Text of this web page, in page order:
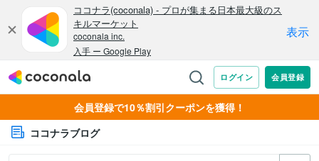
会員登録で10％割引クーポンを獲得！
ココナラブログ